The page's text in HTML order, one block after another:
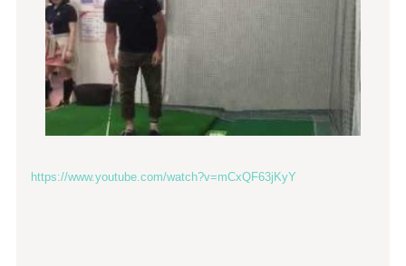
https://www.youtube.com/watch?v=mCxQF63jKyY